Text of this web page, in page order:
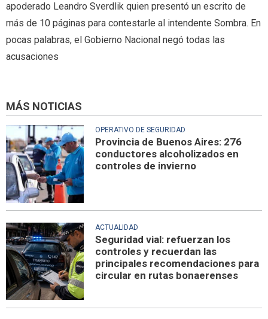
apoderado Leandro Sverdlik quien presentó un escrito de
más de 10 páginas para contestarle al intendente Sombra. En
pocas palabras, el Gobierno Nacional negó todas las
acusaciones
MÁS NOTICIAS
OPERATIVO DE SEGURIDAD
Provincia de Buenos Aires: 276
conductores alcoholizados en
controles de invierno
ACTUALIDAD
Seguridad vial: refuerzan los
controles y recuerdan las
principales recomendaciones para
circular en rutas bonaerenses